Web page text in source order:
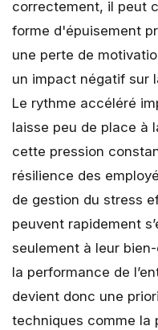
correctement, il peut
forme d'épuisement
une perte de
un impact négatif sur
Le rythme accéléré
laisse peu de place à
cette pression
résilience des
de gestion du stress
peuvent rapidement
seulement à leur
la performance de
devient donc une
techniques comme la